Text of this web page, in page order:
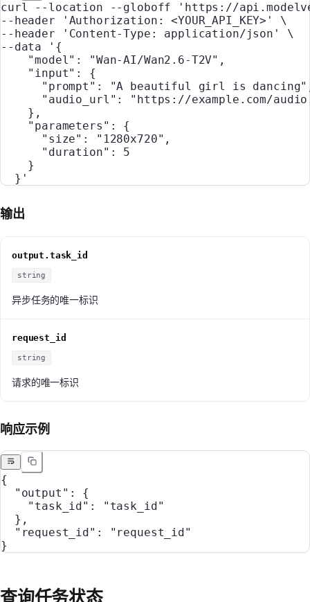
curl --location --globoff 'https://
--header
'Authorization: <YOUR_API_KEY>'
\
--header
'Content-Type: application/json'
\
--data
'{
    "model": "Wan-AI/Wan2.6-T2V",
    "input": {
"prompt": "A beautiful girl is
"audio_url": "https://example.com/
    },
    "parameters": {
      "size": "1280x720",
      "duration": 5
    }
  }'
输出
output.task_id
string
异步任务的唯一标识
request_id
string
请求的唯一标识
响应示例
{
  "output"
: {
    "task_id"
:
"task_id"
  },
  "request_id"
:
"request_id"
}
查询任务状态